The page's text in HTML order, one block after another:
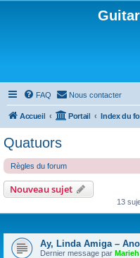
FAQ Nous contacter
Accueil Portail Index du
Quatuors
Règles du forum
Nouveau sujet
13
Ay, Linda Amiga –
Dernier message par Marieh